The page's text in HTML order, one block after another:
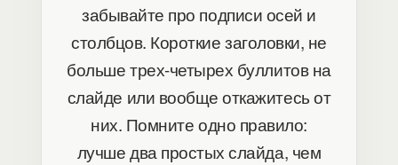
забывайте про подписи осей и
столбцов. Короткие заголовки, не
больше трех-четырех буллитов на
слайде или вообще откажитесь от
них. Помните одно правило:
лучше два простых слайда, чем